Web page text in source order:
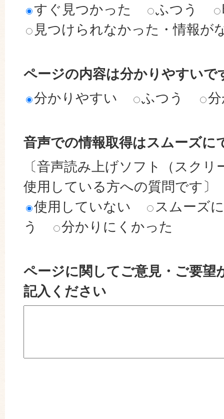
すぐ見つかった
ふつう
見つけられなかった・情報が
ページの内容は分かりやすいで
分かりやすい
ふつう
音声での情報取得はスムーズに
〔音声読み上げソフト（スク
使用している方への質問です〕
使用していない
スムーズ
う
分かりにくかった
ページに関してご意見・ご要望
記入ください